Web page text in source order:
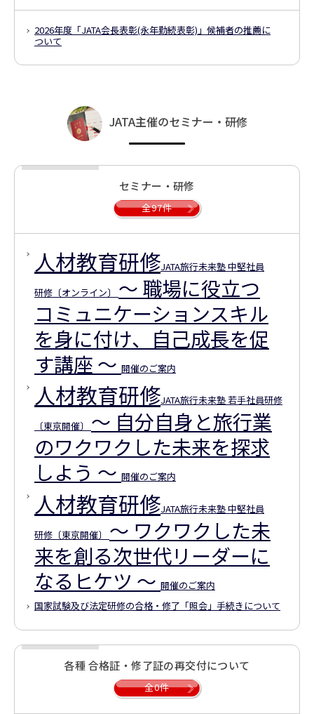
2026年度「JATA会長表彰(永年勤続表彰)」 候補者の推薦に
ついて
JATA主催のセミナー・研修
セミナー・研修
全97件
人材教育研修JATA旅行未来塾 中堅社員
研修〔オンライン〕
～ 職場に役立つ
コミュニケーションスキル
を身に付け、自己成長を促
す講座 ～ 開催のご案内
人材教育研修JATA旅行未来塾 若手社員研修
〔東京開催〕
～ 自分自身と旅行業
のワクワクした未来を探求
しよう ～ 開催のご案内
人材教育研修JATA旅行未来塾 中堅社員
研修〔東京開催〕
～ ワクワクした未
来を創る次世代リーダーに
なるヒケツ ～ 開催のご案内
国家試験及び法定研修の合格・修了「照会」手続きについて
各種 合格証・修了証の再交付について
全0件